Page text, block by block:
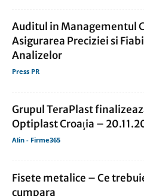
Auditul in Managementul
Asigurarea Preciziei si
Analizelor
Press PR
Grupul TeraPlast
Optiplast Croaţia –
Alin - Firme365
Fisete metalice – Ce
cumpara